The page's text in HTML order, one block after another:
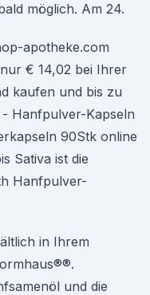
möglich. Am 24.
apotheke.com
€ 14,02 bei Ihrer
kaufen und bis zu
Hanfpulver-Kapseln
90Stk online
Sativa ist die
Hanfpulver-
in Ihrem
und die